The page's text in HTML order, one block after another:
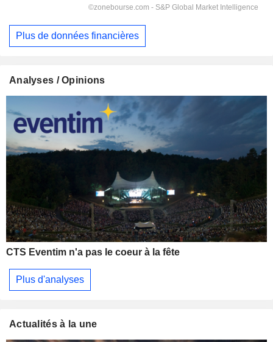
Plus de données financières
Analyses / Opinions
CTS Eventim n'a pas le coeur à la fête
Plus d'analyses
Actualités à la une